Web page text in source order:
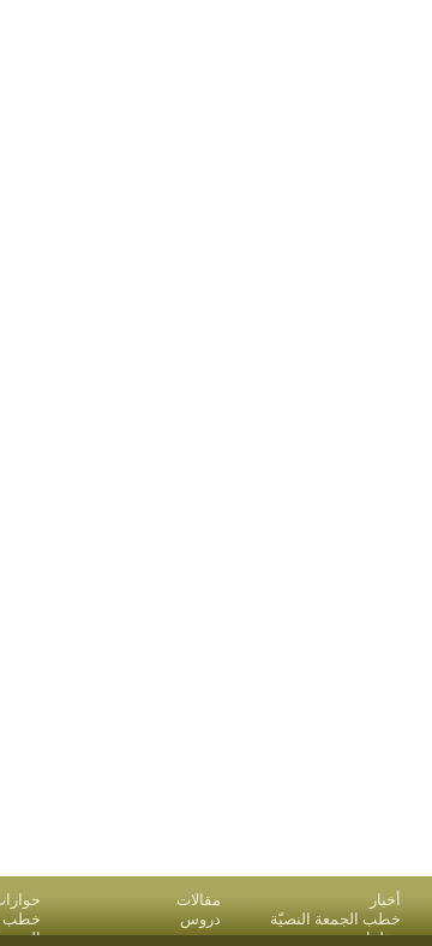
أخبار مقالات
خطب الجمعة النصيّة دروس خطب
مؤلفات بريد